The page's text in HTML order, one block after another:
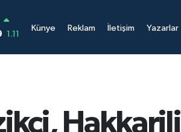
1.11
Künye Reklam İletişim Yazarlar
Hakkarili